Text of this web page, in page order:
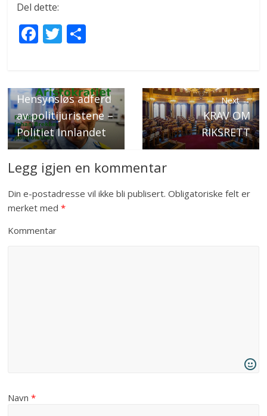
Del dette:
F
b
o
o
k
T
er e
Hensynsløs adferd
av politijuristene –
Politiet Innlandet
Next →
KRAV OM
RIKSRETT
Legg igjen en kommentar
Din e-postadresse vil ikke bli publisert. Obligatoriske felt er
merket med*
Kommentar
Navn*